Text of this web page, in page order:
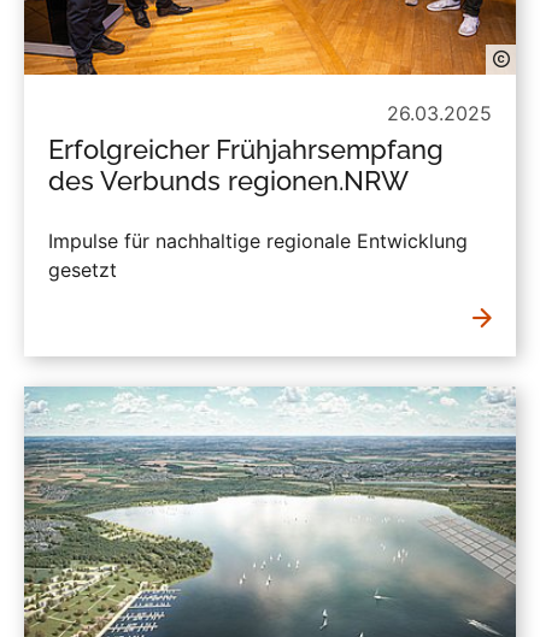
26.03.2025
Erfolgreicher Frühjahrsempfang
des Verbunds regionen.NRW
Impulse für nachhaltige regionale Entwicklung
gesetzt